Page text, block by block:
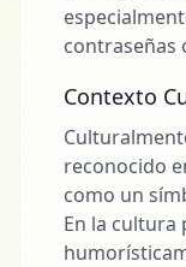
contraseñas
Contexto
reconocido
como un
En la cultura